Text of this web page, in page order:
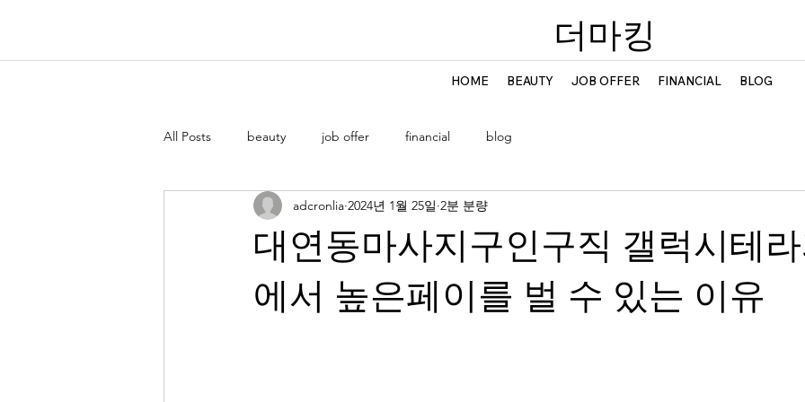
​더마킹
HOME BEAUTY JOB OFFER FINANCIAL BLOG
All Posts beauty job offer financial blog
대연동마사지구인구직 갤럭시테
에서 높은페이를 벌 수 있는 이유
adcronlia 2024년 1월 25일 2분 분량